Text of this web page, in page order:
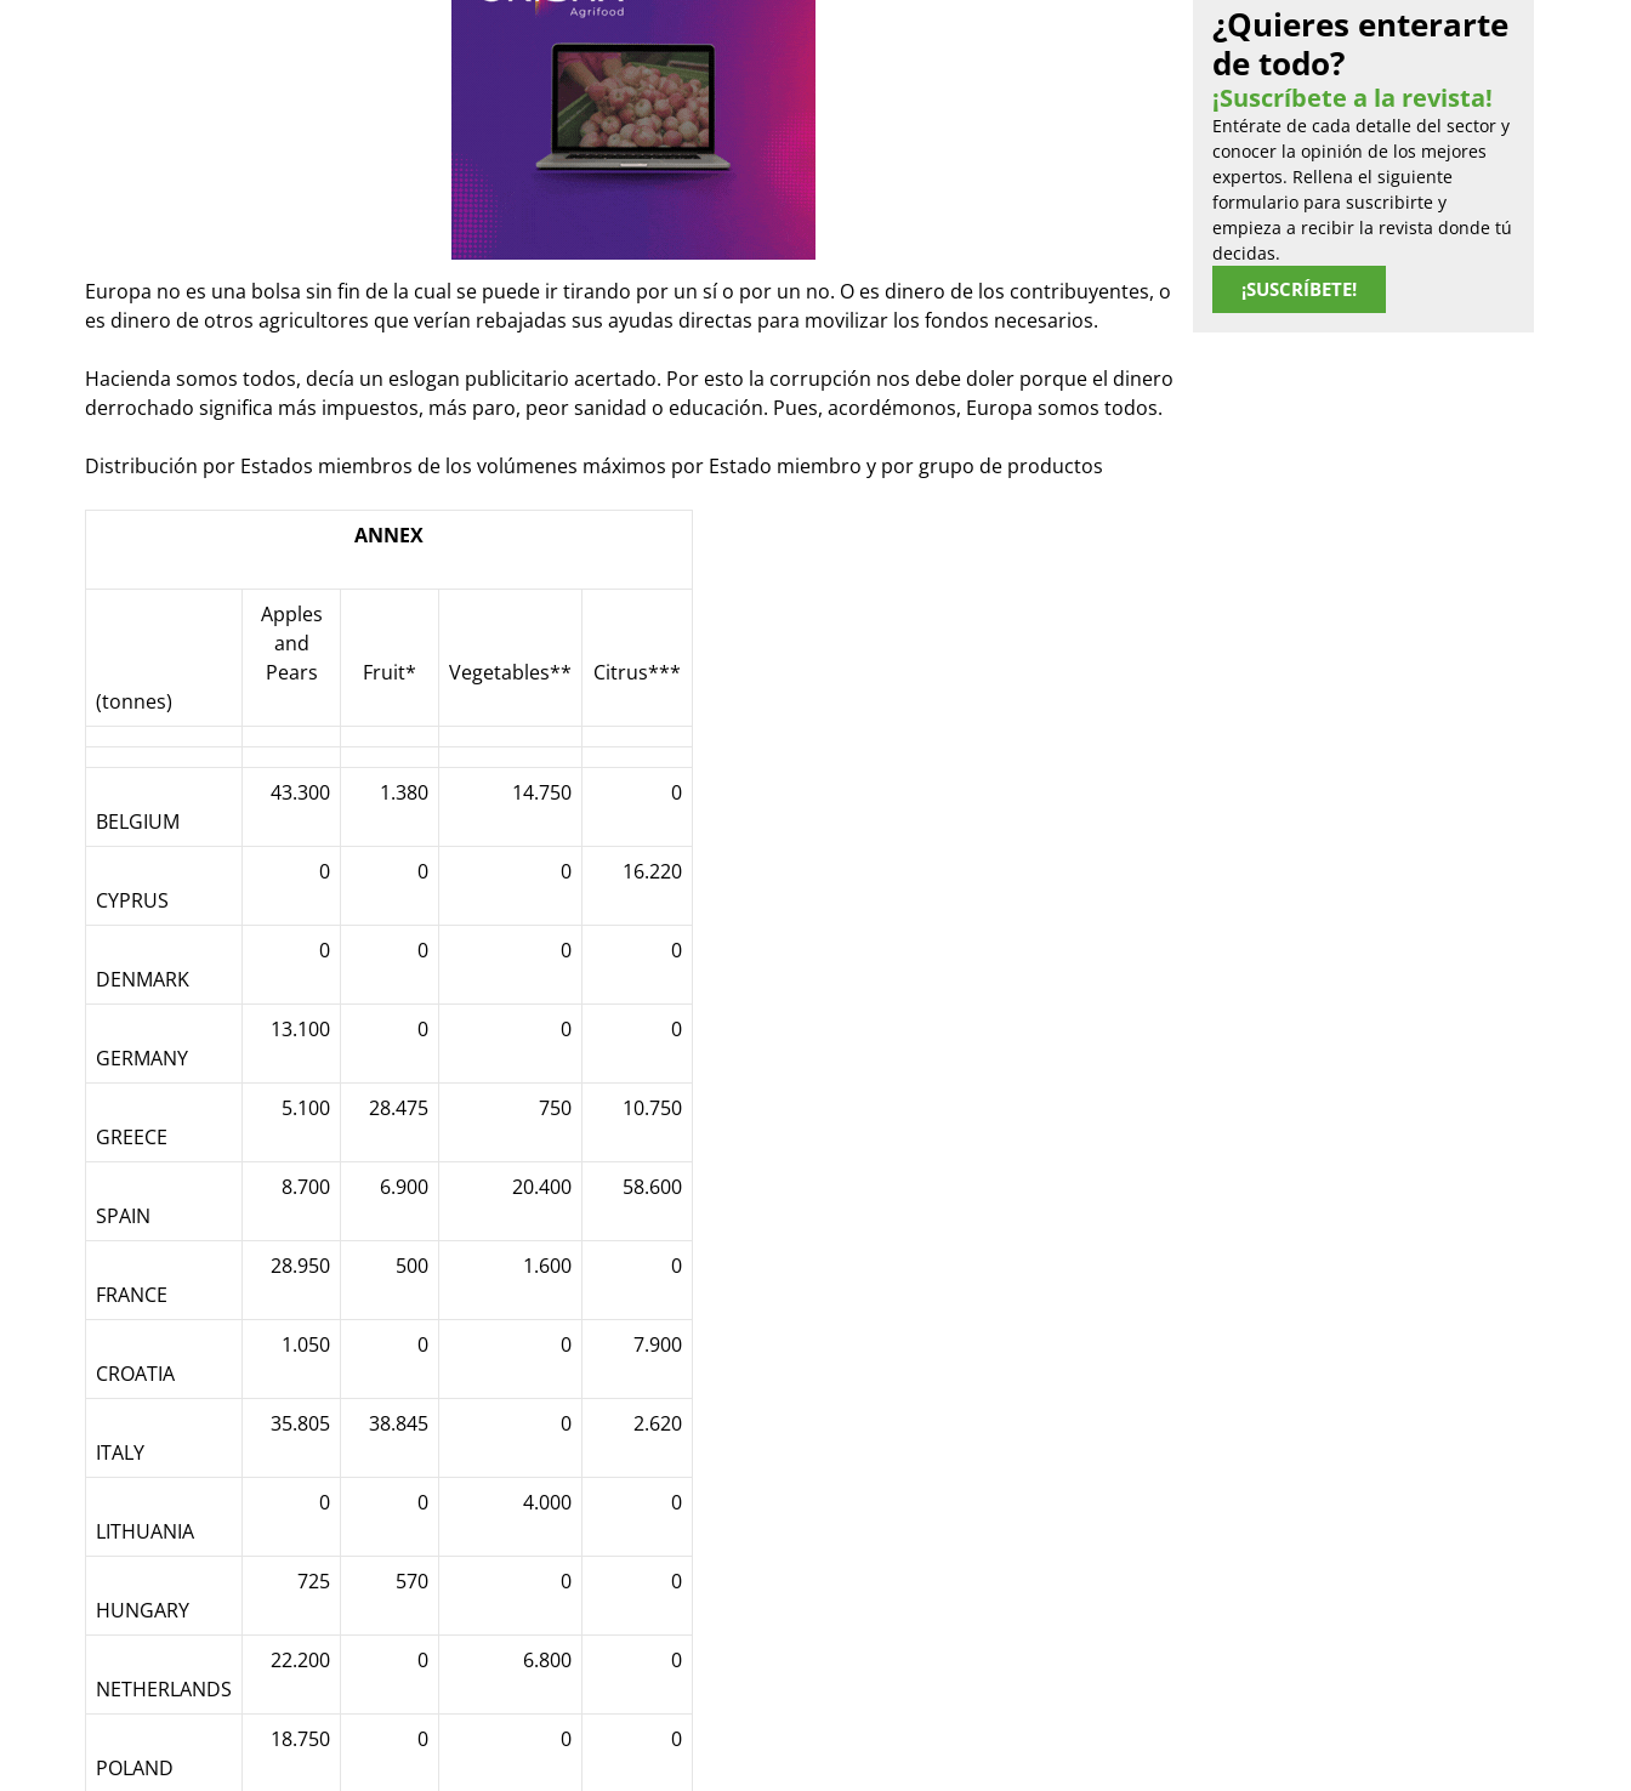
Europa no es una bolsa sin fin de la cual se puede ir tirando por un sí o por un no. O es dinero de los contribuyentes, o
es dinero de otros agricultores que verían rebajadas sus ayudas directas para movilizar los fondos necesarios.
Hacienda somos todos, decía un eslogan publicitario acertado. Por esto la corrupción nos debe doler porque el dinero
derrochado significa más impuestos, más paro, peor sanidad o educación. Pues, acordémonos, Europa somos todos.
Distribución por Estados miembros de los volúmenes máximos por Estado miembro y por grupo de productos
ANNEX
(tonnes)
Apples
and
Pears
Fruit* Vegetables** Citrus***
BELGIUM
43.300 1.380 14.750 0
CYPRUS
0 0 0 16.220
DENMARK
0 0 0 0
GERMANY
13.100 0 0 0
GREECE
5.100 28.475 750 10.750
SPAIN
8.700 6.900 20.400 58.600
FRANCE
28.950 500 1.600 0
CROATIA
1.050 0 0 7.900
ITALY
35.805 38.845 0 2.620
LITHUANIA
0 0 4.000 0
HUNGARY
725 570 0 0
NETHERLANDS
22.200 0 6.800 0
POLAND
18.750 0 0 0
¿Quieres enterarte
de todo?
¡Suscríbete a la revista!
Entérate de cada detalle del sector y
conocer la opinión de los mejores
expertos. Rellena el siguiente
formulario para suscribirte y
empieza a recibir la revista donde tú
decidas.
¡SUSCRÍBETE!